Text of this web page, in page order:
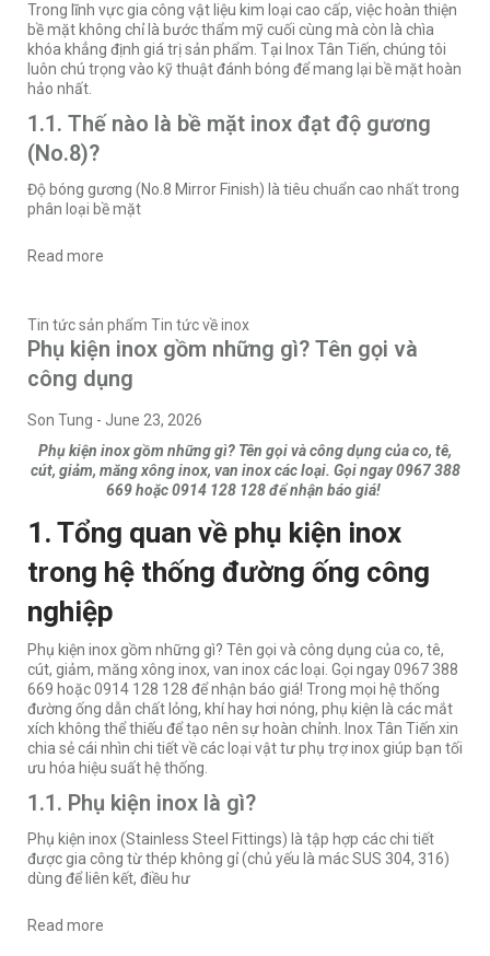
Trong lĩnh vực gia công vật liệu kim loại cao cấp, việc hoàn thiện
bề mặt không chỉ là bước thẩm mỹ cuối cùng mà còn là chìa
khóa khẳng định giá trị sản phẩm. Tại Inox Tân Tiến, chúng tôi
luôn chú trọng vào kỹ thuật đánh bóng để mang lại bề mặt hoàn
hảo nhất.
1.1. Thế nào là bề mặt inox đạt độ gương
(No.8)?
Độ bóng gương (No.8 Mirror Finish) là tiêu chuẩn cao nhất trong
phân loại bề mặt
Read more
Tin tức sản phẩm Tin tức về inox
Phụ kiện inox gồm những gì? Tên gọi và
công dụng
Son Tung - June 23, 2026
Phụ kiện inox gồm những gì? Tên gọi và công dụng của co, tê,
cút, giảm, măng xông inox, van inox các loại. Gọi ngay 0967 388
669 hoặc 0914 128 128 để nhận báo giá!
1. Tổng quan về phụ kiện inox
trong hệ thống đường ống công
nghiệp
Phụ kiện inox gồm những gì? Tên gọi và công dụng của co, tê,
cút, giảm, măng xông inox, van inox các loại. Gọi ngay 0967 388
669 hoặc 0914 128 128 để nhận báo giá! Trong mọi hệ thống
đường ống dẫn chất lỏng, khí hay hơi nóng, phụ kiện là các mắt
xích không thể thiếu để tạo nên sự hoàn chỉnh. Inox Tân Tiến xin
chia sẻ cái nhìn chi tiết về các loại vật tư phụ trợ inox giúp bạn tối
ưu hóa hiệu suất hệ thống.
1.1. Phụ kiện inox là gì?
Phụ kiện inox (Stainless Steel Fittings) là tập hợp các chi tiết
được gia công từ thép không gỉ (chủ yếu là mác SUS 304, 316)
dùng để liên kết, điều hư
Read more